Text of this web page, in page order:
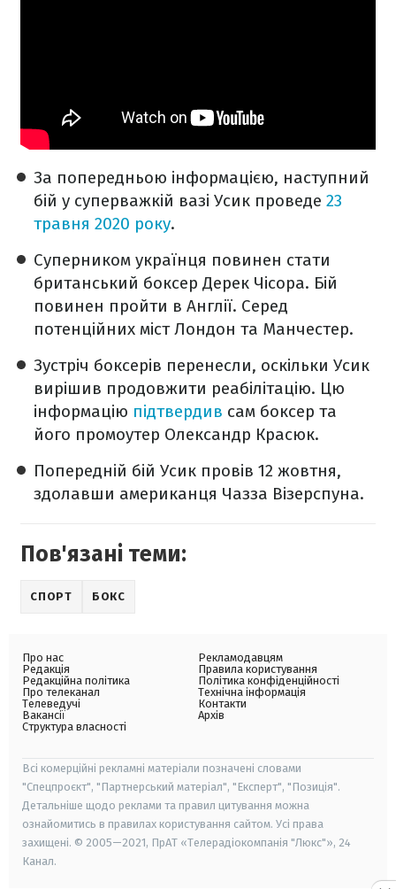
За попередньою інформацією, наступний
бій у суперважкій вазі Усик проведе 23
травня 2020 року.
Суперником українця повинен стати
британський боксер Дерек Чісора. Бій
повинен пройти в Англії. Серед
потенційних міст Лондон та Манчестер.
Зустріч боксерів перенесли, оскільки Усик
вирішив продовжити реабілітацію. Цю
інформацію підтвердив сам боксер та
його промоутер Олександр Красюк.
Попередній бій Усик провів 12 жовтня,
здолавши американця Чазза Візерспуна.
Пов'язані теми:
СПОРТ БОКС
Про нас
Редакція
Редакційна політика
Про телеканал
Телеведучі
Вакансії
Структура власності
Рекламодавцям
Правила користування
Політика конфіденційності
Технічна інформація
Контакти
Архів
Всі комерційні рекламні матеріали позначені словами
"Спецпроєкт", "Партнерський матеріал", "Експерт", "Позиція".
Детальніше щодо реклами та правил цитування можна
ознайомитись в правилах користування сайтом. Усі права
захищені. © 2005—2021, ПрАТ «Телерадіокомпанія "Люкс"», 24
Канал.